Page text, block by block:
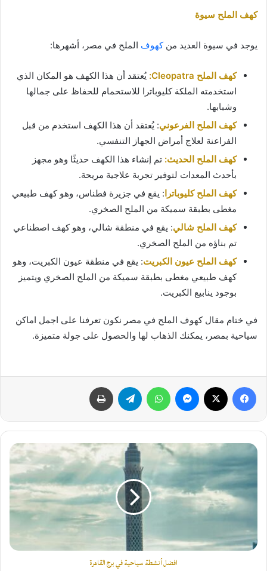
كهف الملح سيوة
يوجد في سيوة العديد منكهوف الملح في مصر، أشهرها:
كهف الملح Cleopatra:
يُعتقد أن هذا الكهف هو المكان الذي
استخدمته الملكة كليوباترا للاستحمام للحفاظ على جمالها
وشبابها.
كهف الملح الفرعوني: يُعتقد أن هذا الكهف استخدم من قبل
الفراعنة لعلاج أمراض الجهاز التنفسي.
كهف الملح الحديث: تم إنشاء هذا الكهف حديثًا وهو مجهز
بأحدث المعدات لتوفير تجربة علاجية مريحة.
كهف الملح كليوباترا : يقع في جزيرة فطناس، وهو كهف طبيعي
مغطى بطبقة سميكة من الملح الصخري.
كهف الملح شالي: يقع في منطقة شالي، وهو كهف اصطناعي
تم بناؤه من الملح الصخري.
كهف الملح عيون الكبريت: يقع في منطقة عيون الكبريت، وهو
كهف طبيعي مغطى بطبقة سميكة من الملح الصخري ويتميز
بوجود ينابيع الكبريت.
في ختام مقال كهوف الملح في مصر نكون تعرفنا على اجمل اماكن
سياحية بمصر، يمكنك الذهاب لها والحصول على جولة متميزة.
فيسبوك ماسنجر واتساب تيلقرام
افضل
سياحية
في
برج
القاهرة
افضل أنشطة سياحية في برج القاهرة